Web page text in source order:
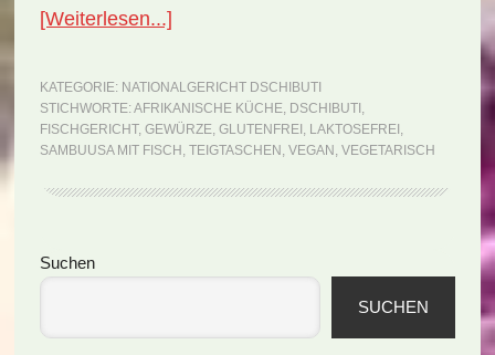
[Weiterlesen...]ÜberNationalgericht
Sambuusa
mit
Fisch
KATEGORIE: NATIONALGERICHT DSCHIBUTI
STICHWORTE: AFRIKANISCHE KÜCHE, DSCHIBUTI ,
FISCHGERICHT, GEWÜRZE, GLUTENFREI , LAKTOSEFREI ,
SAMBUUSA MIT FISCH , TEIGTASCHEN , VEGAN , VEGETARISCH
Seitenspalte
Suchen
SUCHEN